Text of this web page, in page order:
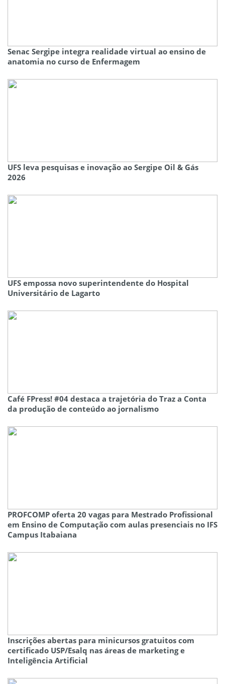
Senac Sergipe integra realidade virtual ao ensino de
anatomia no curso de Enfermagem
UFS leva pesquisas e inovação ao Sergipe Oil & Gás
2026
UFS empossa novo superintendente do Hospital
Universitário de Lagarto
Café FPress! #04 destaca a trajetória do Traz a Conta
da produção de conteúdo ao jornalismo
PROFCOMP oferta 20 vagas para Mestrado Profissional
em Ensino de Computação com aulas presenciais no IFS
Campus Itabaiana
Inscrições abertas para minicursos gratuitos com
certificado USP/Esalq nas áreas de marketing e
Inteligência Artificial